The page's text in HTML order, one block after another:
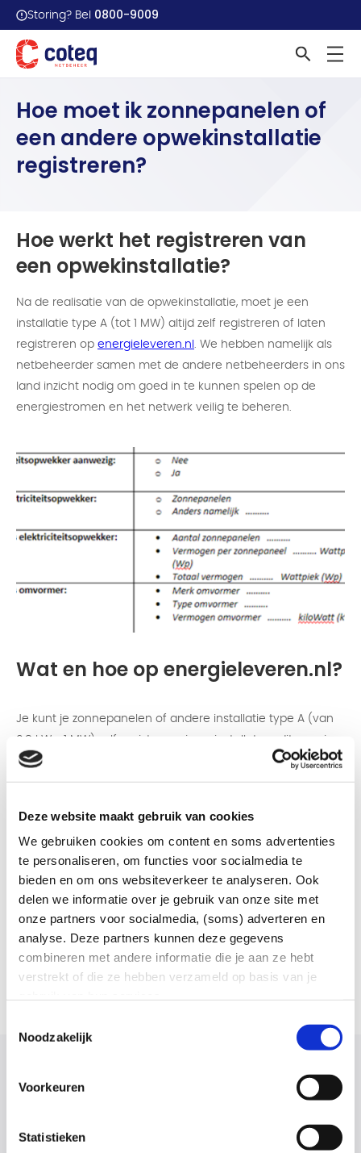
Deze website maakt gebruik van cookies
We gebruiken cookies om content en soms advertenties
te personaliseren, om functies voor socialmedia te
bieden en om ons websiteverkeer te analyseren. Ook
delen we informatie over je gebruik van onze site met
onze partners voor socialmedia, (soms) adverteren en
analyse. Deze partners kunnen deze gegevens
combineren met andere informatie die je aan ze hebt
verstrekt of die ze hebben verzameld op basis van je
Noodzakelijk
Voorkeuren
Statistieken
Storing? Bel 0800-9009
Home Veelgestelde vragen
Hoe moet ik zonnepanelen of
een andere opwekinstallatie
registreren?
Hoe werkt het registreren van
een opwekinstallatie?
Na de realisatie van de opwekinstallatie, moet je een
installatie type A (tot 1 MW) altijd zelf registreren of laten
registreren op energieleveren.nl . We hebben namelijk als
netbeheerder samen met de andere netbeheerders in ons
land inzicht nodig om goed in te kunnen spelen op de
energiestromen en het netwerk veilig te beheren.
Wat en hoe op energieleveren.nl?
Je kunt je zonnepanelen of andere installatie type A (van
0,8 kW - 1 MW) zelf registreren, jouw installateur dit voor je
laten doen, of
. Voor registratie
zijn de volgende gegevens van belang:
EAN-code van de aansluiting
Merk en type omvormer
Datum waarop de installatie in bedrijf is genomen
Zorg ervoor dat je deze gegevens bij de hand hebt, want
dan kun je de registratie in één keer gemakkelijk voltooien.